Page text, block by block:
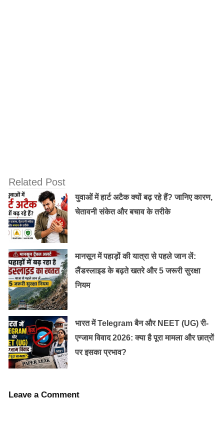
Related Post
युवाओं में हार्ट अटैक क्यों बढ़ रहे हैं? जानिए कारण,
चेतावनी संकेत और बचाव के तरीके
मानसून में पहाड़ों की यात्रा से पहले जान लें:
लैंडस्लाइड के बढ़ते खतरे और 5 जरूरी सुरक्षा
नियम
भारत में Telegram बैन और NEET (UG) री-
एग्जाम विवाद 2026: क्या है पूरा मामला और छात्रों
पर इसका प्रभाव?
Leave a Comment